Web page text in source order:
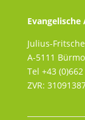
Julius-
A-5111
Tel +43
ZVR: